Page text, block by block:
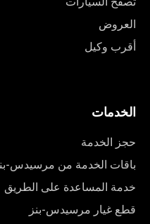
العروض
أقرب وكيل
الخدمات
حجز الخدمة
باقات الخدمة من مرسيدس-
خدمة المساعدة على الطريق
قطع غيار مرسيدس-بنز